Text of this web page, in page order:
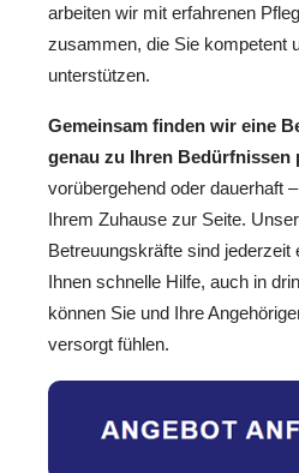
arbeiten wir mit erfahrenen
zusammen, die Sie kompetent
unterstützen.
Gemeinsam finden wir eine
genau zu Ihren Bedürfnissen
vorübergehend oder dauerhaft
Ihrem Zuhause zur Seite.
Betreuungskräfte sind jederzeit
Ihnen schnelle Hilfe, auch in
können Sie und Ihre
versorgt fühlen.